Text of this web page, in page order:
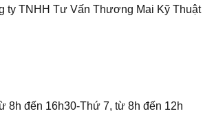
ty TNHH Tư Vấn Thương Mai Kỹ Thuật
8h đến 16h30-Thứ 7, từ 8h đến 12h